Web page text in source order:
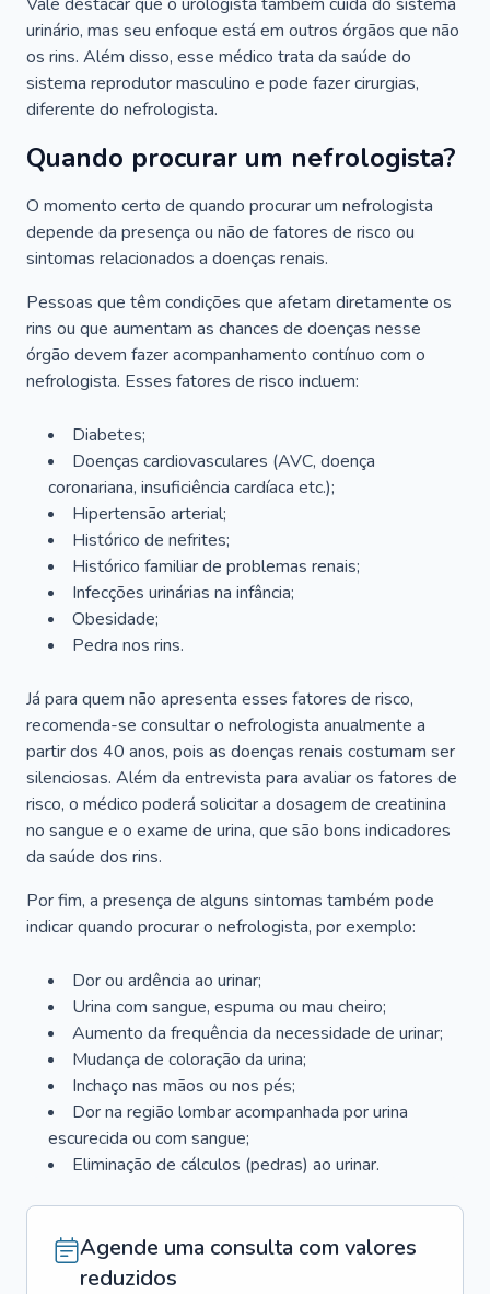
urinário, mas seu enfoque está em outros órgãos que não
os rins. Além disso, esse médico trata da saúde do
sistema reprodutor masculino e pode fazer cirurgias,
diferente do nefrologista.
Quando procurar um nefrologista?
O momento certo de quando procurar um nefrologista
depende da presença ou não de fatores de risco ou
sintomas relacionados a doenças renais.
Pessoas que têm condições que afetam diretamente os
rins ou que aumentam as chances de doenças nesse
órgão devem fazer acompanhamento contínuo com o
nefrologista. Esses fatores de risco incluem:
Diabetes;
Doenças cardiovasculares (AVC, doença
coronariana, insuficiência cardíaca etc.);
Hipertensão arterial;
Histórico de nefrites;
Histórico familiar de problemas renais;
Infecções urinárias na infância;
Obesidade;
Pedra nos rins.
Já para quem não apresenta esses fatores de risco,
recomenda-se consultar o nefrologista anualmente a
partir dos 40 anos, pois as doenças renais costumam ser
silenciosas. Além da entrevista para avaliar os fatores de
risco, o médico poderá solicitar a dosagem de creatinina
no sangue e o exame de urina, que são bons indicadores
da saúde dos rins.
Por fim, a presença de alguns sintomas também pode
indicar quando procurar o nefrologista, por exemplo:
Dor ou ardência ao urinar;
Urina com sangue, espuma ou mau cheiro;
Aumento da frequência da necessidade de urinar;
Mudança de coloração da urina;
Inchaço nas mãos ou nos pés;
Dor na região lombar acompanhada por urina
escurecida ou com sangue;
Eliminação de cálculos (pedras) ao urinar.
Agende uma consulta com valores
reduzidos